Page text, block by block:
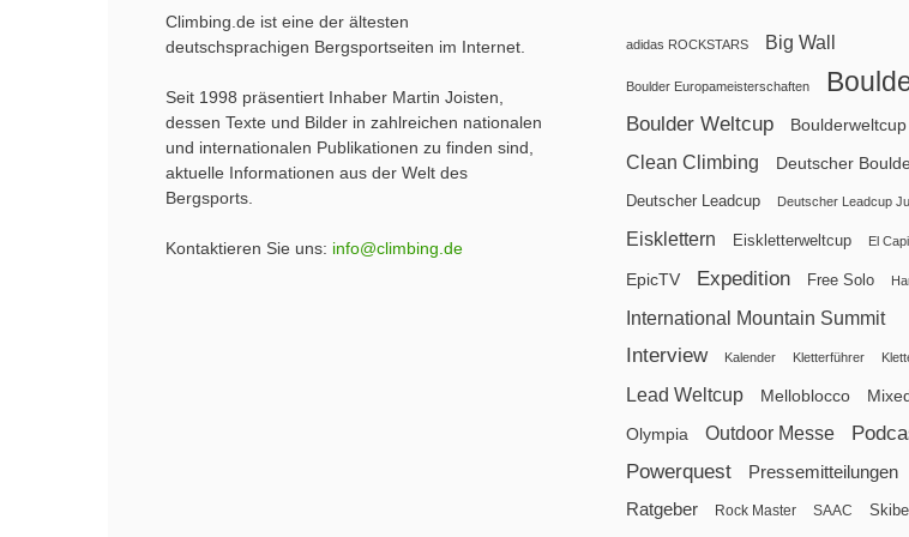
Climbing.de ist eine der ältesten
deutschsprachigen Bergsportseiten im Internet.
Seit 1998 präsentiert Inhaber Martin Joisten,
dessen Texte und Bilder in zahlreichen nationalen
und internationalen Publikationen zu finden sind,
aktuelle Informationen aus der Welt des
Bergsports.
Kontaktieren Sie uns: info@climbing.de
adidas ROCKSTARS Big Wall
Boulder Europameisterschaften
Boulder Weltcup Boulderweltcup
Clean Climbing Deutscher
Deutscher Leadcup Deutscher Leadcup
Eisklettern Eiskletterweltcup El
EpicTV Expedition Free Solo
International Mountain Summit
Interview Kalender Kletterführer
Lead Weltcup Melloblocco Mixed
Olympia Outdoor Messe
Powerquest
Pressemitteilungen
Ratgeber
Rock Master SAAC